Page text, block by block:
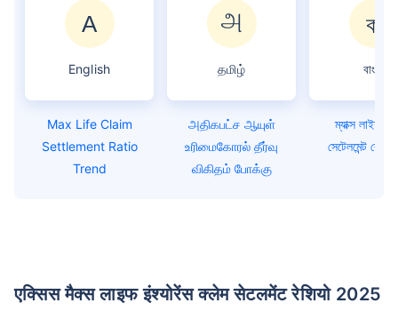
English
Max Life Claim
Settlement Ratio
Trend
தமிழ்
அதிகபட்ச ஆயுள்
உரிமைகோரல் தீர்வு
விகிதம் போக்கு
বাংলা
ম্যাক্স লাইফ
সেটেলমেন্ট রেশিও
एक्सिस मैक्स लाइफ इंश्योरेंस क्लेम सेटलमेंट रेशियो 2025